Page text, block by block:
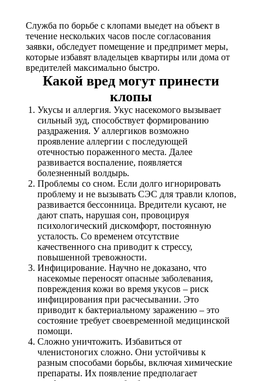
Служба по борьбе с клопами выедет на объект в
течение нескольких часов после согласования
заявки, обследует помещение и предпримет меры,
которые избавят владельцев квартиры или дома от
вредителей максимально быстро.
Какой вред могут принести
клопы
Укусы и аллергия. Укус насекомого вызывает
сильный зуд, способствует формированию
раздражения. У аллергиков возможно
проявление аллергии с последующей
отечностью пораженного места. Далее
развивается воспаление, появляется
болезненный волдырь.
Проблемы со сном. Если долго игнорировать
проблему и не вызывать СЭС для травли клопов,
развивается бессонница. Вредители кусают, не
дают спать, нарушая сон, провоцируя
психологический дискомфорт, постоянную
усталость. Со временем отсутствие
качественного сна приводит к стрессу,
повышенной тревожности.
Инфицирование. Научно не доказано, что
насекомые переносят опасные заболевания,
повреждения кожи во время укусов – риск
инфицирования при расчесывании. Это
приводит к бактериальному заражению – это
состояние требует своевременной медицинской
помощи.
Сложно уничтожить. Избавиться от
членистоногих сложно. Они устойчивы к
разным способами борьбы, включая химические
препараты. Их появление предполагает